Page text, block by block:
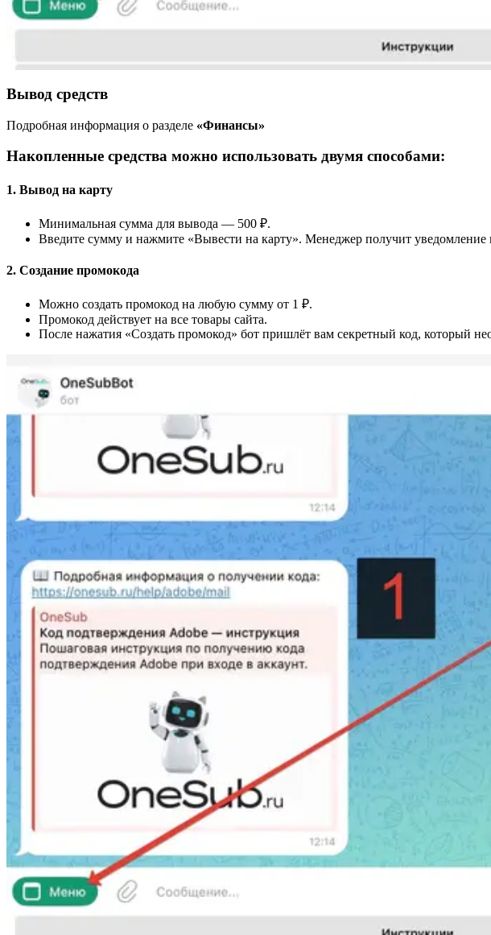
Вывод средств
Подробная информация о разделе «Финансы»
Накопленные средства можно использовать двумя способами:
1. Вывод на карту
Минимальная сумма для вывода — 500 ₽.
Введите сумму и нажмите «Вывести на карту». Менеджер получит уведомление
2. Создание промокода
Можно создать промокод на любую сумму от 1 ₽.
Промокод действует на все товары сайта.
После нажатия «Создать промокод» бот пришлёт вам секретный код, который